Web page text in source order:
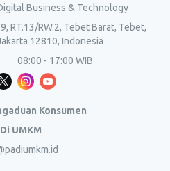
Business & Technology
RT.13/RW.2, Tebet Barat, Tebet,
12810, Indonesia
08:00 - 17:00 WIB
Konsumen
UMKM